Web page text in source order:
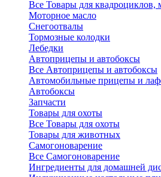
Все Товары для квадроциклов,
Моторное масло
Снегоотвалы
Тормозные колодки
Лебедки
Автоприцепы и автобоксы
Все Автоприцепы и автобоксы
Автомобильные прицепы и
Автобоксы
Запчасти
Товары для охоты
Все Товары для охоты
Товары для животных
Самогоноварение
Все Самогоноварение
Ингредиенты для домашней